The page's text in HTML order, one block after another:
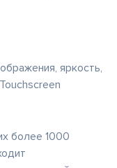
яркость,
более 1000